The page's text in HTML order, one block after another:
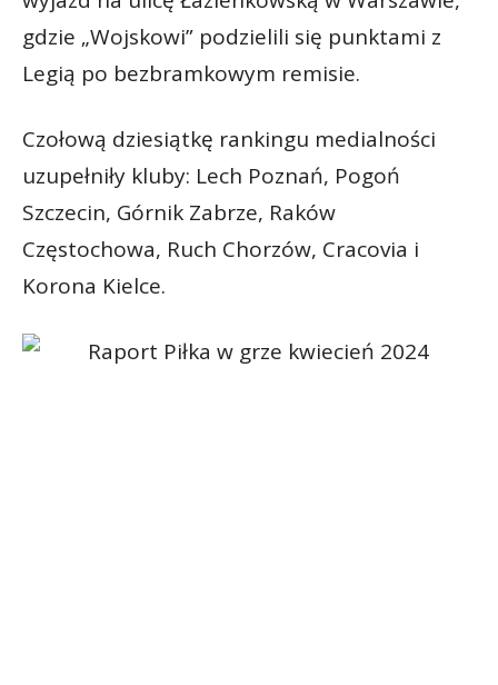
gdzie „Wojskowi” podzielili się punktami z
Legią po bezbramkowym remisie.
Czołową dziesiątkę rankingu medialności
uzupełniły kluby: Lech Poznań, Pogoń
Szczecin, Górnik Zabrze, Raków
Częstochowa, Ruch Chorzów, Cracovia i
Korona Kielce.